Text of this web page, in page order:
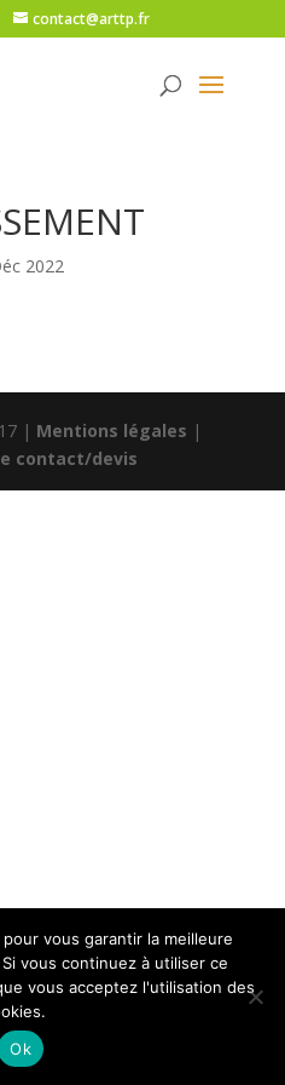
contact@arttp.fr
2022
| Mentions légales |
contact/devis
vous garantir la meilleure
vous continuez à utiliser ce
vous acceptez l'utilisation des
Ok